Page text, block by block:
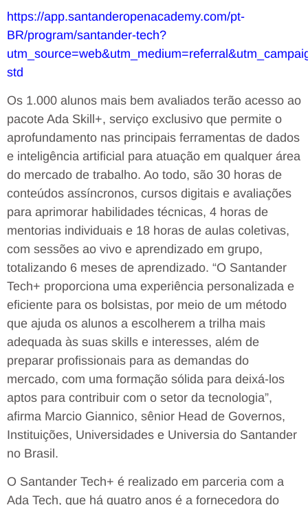
https://app.santanderopenacademy.com/pt-
BR/program/santander-tech?
std
Os 1.000 alunos mais bem avaliados terão acesso ao
pacote Ada Skill+, serviço exclusivo que permite o
aprofundamento nas principais ferramentas de dados
e inteligência artificial para atuação em qualquer área
do mercado de trabalho. Ao todo, são 30 horas de
conteúdos assíncronos, cursos digitais e avaliações
para aprimorar habilidades técnicas, 4 horas de
mentorias individuais e 18 horas de aulas coletivas,
com sessões ao vivo e aprendizado em grupo,
totalizando 6 meses de aprendizado. “O Santander
Tech+ proporciona uma experiência personalizada e
eficiente para os bolsistas, por meio de um método
que ajuda os alunos a escolherem a trilha mais
adequada às suas skills e interesses, além de
preparar profissionais para as demandas do
mercado, com uma formação sólida para deixá-los
aptos para contribuir com o setor da tecnologia”,
afirma Marcio Giannico, sênior Head de Governos,
Instituições, Universidades e Universia do Santander
no Brasil.
O Santander Tech+ é realizado em parceria com a
Ada Tech, que há quatro anos é a fornecedora do